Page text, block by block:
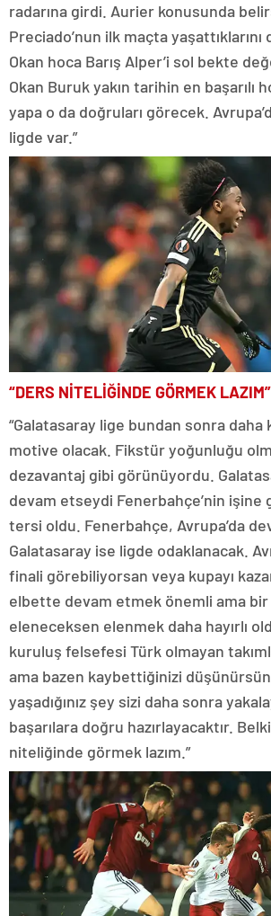
radarına girdi. Aurier konusunda
Preciado’nun ilk maçta
Okan hoca Barış Alper’i sol bekte
Okan Buruk yakın tarihin en başarılı
yapa o da doğruları görecek.
ligde var.”
“DERS NİTELİĞİNDE GÖRMEK LAZIM”
“Galatasaray lige bundan sonra
motive olacak. Fikstür yoğunluğu
dezavantaj gibi görünüyordu.
devam etseydi Fenerbahçe’nin işine
tersi oldu. Fenerbahçe, Avrupa’da
Galatasaray ise ligde odaklanacak.
finali görebiliyorsan veya kupayı
elbette devam etmek önemli ama
eleneceksen elenmek daha hayırlı
kuruluş felsefesi Türk olmayan
ama bazen kaybettiğinizi
yaşadığınız şey sizi daha sonra
başarılara doğru hazırlayacaktır.
niteliğinde görmek lazım.”